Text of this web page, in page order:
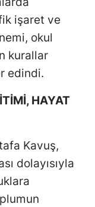
Yalova
Karabük
Kilis
Osmaniye
işaret ve
okul
kurallar
edindi.
HAYAT
Kavuş,
dolayısıyla